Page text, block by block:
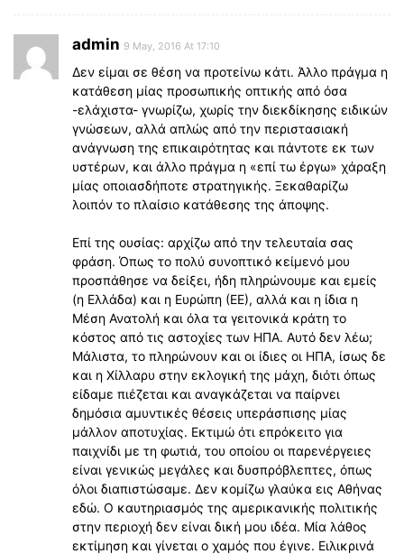
admin 9 May, 2016 At 17:10
Δεν είμαι σε θέση να προτείνω κάτι. Άλλο πράγμα η
κατάθεση μίας προσωπικής οπτικής από όσα
-ελάχιστα- γνωρίζω, χωρίς την διεκδίκησης ειδικών
γνώσεων, αλλά απλώς από την περιστασιακή
ανάγνωση της επικαιρότητας και πάντοτε εκ των
υστέρων, και άλλο πράγμα η «επί τω έργω» χάραξη
μίας οποιασδήποτε στρατηγικής. Ξεκαθαρίζω
λοιπόν το πλαίσιο κατάθεσης της άποψης.
Επί της ουσίας: αρχίζω από την τελευταία σας
φράση. Όπως το πολύ συνοπτικό κείμενό μου
προσπάθησε να δείξει, ήδη πληρώνουμε και εμείς
(η Ελλάδα) και η Ευρώπη (ΕΕ), αλλά και η ίδια η
Μέση Ανατολή και όλα τα γειτονικά κράτη το
κόστος από τις αστοχίες των ΗΠΑ. Αυτό δεν λέω;
Μάλιστα, το πληρώνουν και οι ίδιες οι ΗΠΑ, ίσως δε
και η Χίλλαρυ στην εκλογική της μάχη, διότι όπως
είδαμε πιέζεται και αναγκάζεται να παίρνει
δημόσια αμυντικές θέσεις υπεράσπισης μίας
μάλλον αποτυχίας. Εκτιμώ ότι επρόκειτο για
παιχνίδι με τη φωτιά, του οποίου οι παρενέργειες
είναι γενικώς μεγάλες και δυσπρόβλεπτες, όπως
όλοι διαπιστώσαμε. Δεν κομίζω γλαύκα εις Αθήνας
εδώ. Ο καυτηριασμός της αμερικανικής πολιτικής
στην περιοχή δεν είναι δική μου ιδέα. Μία λάθος
εκτίμηση και γίνεται ο χαμός που έγινε. Ειλικρινά